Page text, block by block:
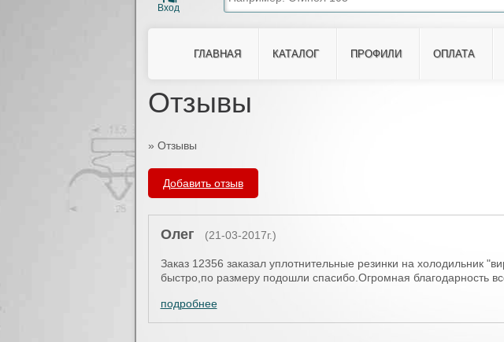
ГЛАВНАЯ КАТАЛОГ ПРОФИЛИ ОПЛАТА
Отзывы
Вы здесь
» Отзывы
Добавить отзыв
Олег (21-03-2017г.)
Заказ 12356 заказал уплотнительные резинки на холодильник
быстро,по размеру подошли спасибо.Огромная благодарность
подробнее